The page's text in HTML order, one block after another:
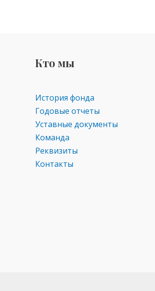
Кто мы
История фонда
Годовые отчеты
Уставные документы
Команда
Реквизиты
Контакты